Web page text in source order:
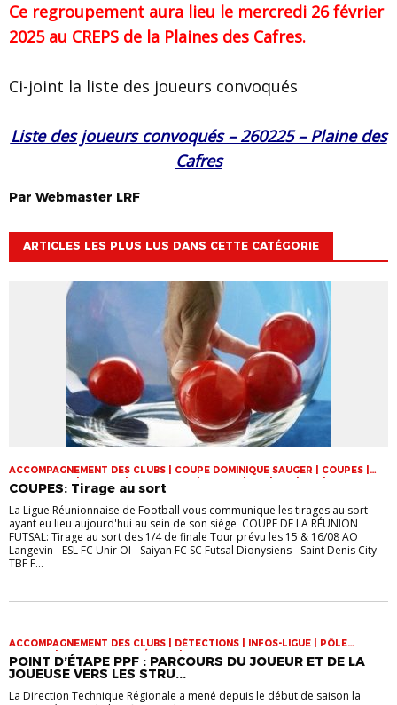
Ce regroupement aura lieu le mercredi 26 février
2025 au CREPS de la Plaines des Cafres.
Ci-joint la liste des joueurs convoqués
Liste des joueurs convoqués – 260225 – Plaine des
Cafres
Par Webmaster LRF
ARTICLES LES PLUS LUS DANS CETTE CATÉGORIE
ACCOMPAGNEMENT DES CLUBS | COUPE DOMINIQUE SAUGER | COUPES |
FOOT LOISIR | FUTSAL | INFOS-LIGUE | JEUNES | U14 | U15 | U17 | VIE DES
CLUBS
COUPES: Tirage au sort
La Ligue Réunionnaise de Football vous communique les tirages au sort
ayant eu lieu aujourd'hui au sein de son siège COUPE DE LA RÉUNION
FUTSAL: Tirage au sort des 1/4 de finale Tour prévu les 15 & 16/08 AO
Langevin - ESL FC Unir OI - Saiyan FC SC Futsal Dionysiens - Saint Denis City
TBF F...
ACCOMPAGNEMENT DES CLUBS | DÉTECTIONS | INFOS-LIGUE | PÔLE
ESPOIRS | SPORT-ETUDE FÉMININ | VIE DES CLUBS
POINT D’ÉTAPE PPF : PARCOURS DU JOUEUR ET DE LA
JOUEUSE VERS LES STRU...
La Direction Technique Régionale a mené depuis le début de saison la